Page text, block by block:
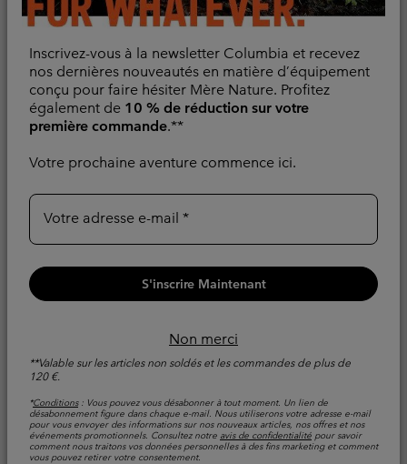
Inscrivez-vous à la newsletter Columbia et recevez
nos dernières nouveautés en matière d’équipement
conçu pour faire hésiter Mère Nature. Profitez
également de 10 % de réduction sur votre
première commande.**
Votre prochaine aventure commence ici.
Votre adresse e-mail
S'inscrire Maintenant
Non merci
**Valable sur les articles non soldés et les commandes de plus de
120 €.
*Conditions: Vous pouvez vous désabonner à tout moment. Un lien de
désabonnement figure dans chaque e-mail. Nous utiliserons votre adresse e-mail
pour vous envoyer des informations sur nos nouveaux articles, nos offres et nos
événements promotionnels. Consultez notre avis de confidentialité pour savoir
comment nous traitons vos données personnelles à des fins marketing et comment
vous pouvez retirer votre consentement.
Imperméable Pouring
Adventure™ III Femme
Compressible
Regular price:
100,00 €
Imperméable Pouring
Compressible
Regular price:
100,00 €